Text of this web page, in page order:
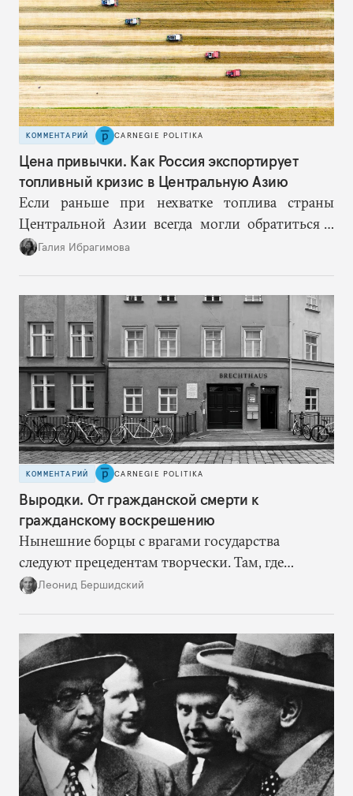
КОММЕНТАРИЙ CARNEGIE POLITIKA
Цена привычки. Как Россия экспортирует
топливный кризис в Центральную Азию
Если раньше при нехватке топлива страны
Центральной Азии всегда могли обратиться к
Москве за дополнительными объемами, то
Галия Ибрагимова
КОММЕНТАРИЙ CARNEGIE POLITIKA
Выродки. От гражданской смерти к
гражданскому воскрешению
Нынешние борцы с врагами государства
следуют прецедентам творчески. Там, где
нацисты торопились в революционном угаре,
сериям ограничений и перекрывая вскрывшиеся
в процессе лазейки.
Леонид Бершидский